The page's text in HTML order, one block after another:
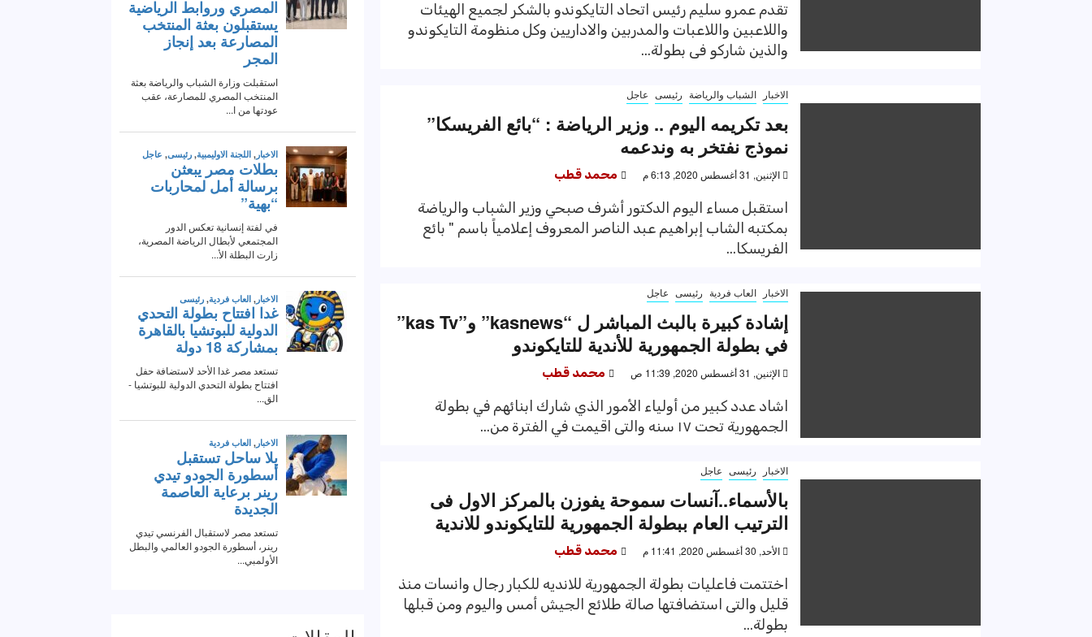
تقدم عمرو سليم رئيس اتحاد التايكوندو بالشكر لجميع الهيئات
واللاعبين واللاعبات والمدربين والاداريين وكل منظومة التايكوندو
والذين شاركو فى بطولة...
الاخبار الشباب والرياضة رئيسى عاجل
بعد تكريمه اليوم .. وزير الرياضة : “بائع الفريسكا”
نموذج نفتخر به وندعمه
الإثنين, 31 أغسطس 2020, 6:13 م محمد قطب
استقبل مساء اليوم الدكتور أشرف صبحي وزير الشباب والرياضة
بمكتبه الشاب إبراهيم عبد الناصر المعروف إعلامياً باسم " بائع
الفريسكا...
الاخبار العاب فردية رئيسى عاجل
إشادة كبيرة بالبث المباشر ل “kasnews” و”kas Tv”
في بطولة الجمهورية للأندية للتايكوندو
الإثنين, 31 أغسطس 2020, 11:39 ص محمد قطب
اشاد عدد كبير من أولياء الأمور الذي شارك ابنائهم في بطولة
الجمهورية تحت ١٧ سنه والتى اقيمت في الفترة من...
الاخبار رئيسى عاجل
بالأسماء..آنسات سموحة يفوزن بالمركز الاول فى
الترتيب العام ببطولة الجمهورية للتايكوندو للاندية
الأحد, 30 أغسطس 2020, 11:41 م محمد قطب
اختتمت فاعليات بطولة الجمهورية للانديه للكبار رجال وانسات منذ
قليل والتى استضافتها صالة طلائع الجيش أمس واليوم ومن قبلها
بطولة...